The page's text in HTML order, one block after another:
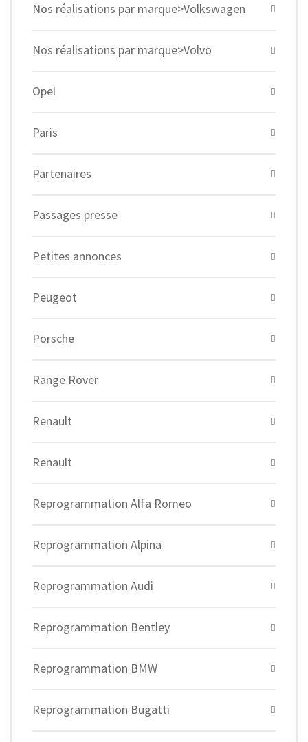
Nos réalisations par marque>Volkswagen
Nos réalisations par marque>Volvo
Opel
Paris
Partenaires
Passages presse
Petites annonces
Peugeot
Porsche
Range Rover
Renault
Renault
Reprogrammation Alfa Romeo
Reprogrammation Alpina
Reprogrammation Audi
Reprogrammation Bentley
Reprogrammation BMW
Reprogrammation Bugatti